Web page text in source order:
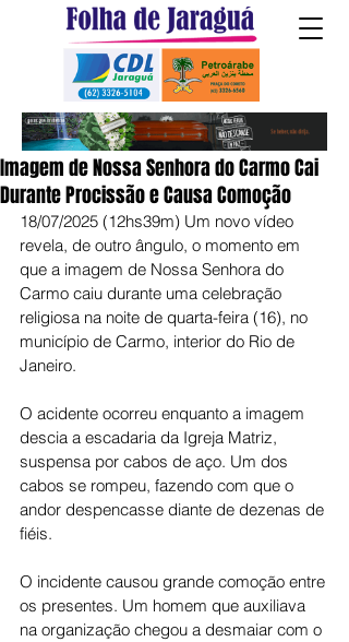
Imagem de Nossa Senhora do Carmo Cai
Durante Procissão e Causa Comoção
18/07/2025 (12hs39m) Um novo vídeo
revela, de outro ângulo, o momento em
que a imagem de Nossa Senhora do
Carmo caiu durante uma celebração
religiosa na noite de quarta-feira (16), no
município de Carmo, interior do Rio de
Janeiro.
O acidente ocorreu enquanto a imagem
descia a escadaria da Igreja Matriz,
suspensa por cabos de aço. Um dos
cabos se rompeu, fazendo com que o
andor despencasse diante de dezenas de
fiéis.
O incidente causou grande comoção entre
os presentes. Um homem que auxiliava
na organização chegou a desmaiar com o